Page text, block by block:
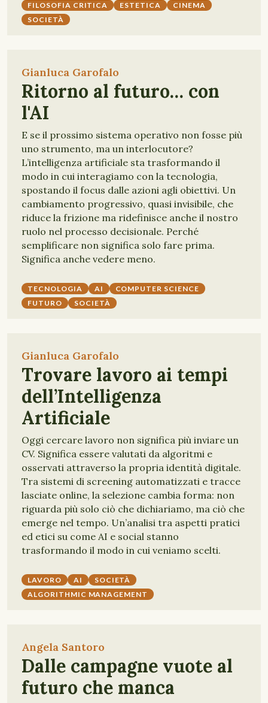
FILOSOFIA CRITICA ESTETICA
CINEMA
SOCIETÀ
Gianluca Garofalo
Ritorno al futuro… con
l'AI
E se il prossimo sistema operativo non fosse più
uno strumento, ma un interlocutore?
L’intelligenza artificiale sta trasformando il
modo in cui interagiamo con la tecnologia,
spostando il focus dalle azioni agli obiettivi. Un
cambiamento progressivo, quasi invisibile, che
riduce la frizione ma ridefinisce anche il nostro
ruolo nel processo decisionale. Perché
semplificare non significa solo fare prima.
Significa anche vedere meno.
TECNOLOGIA AI
COMPUTER SCIENCE
FUTURO
SOCIETÀ
Gianluca Garofalo
Trovare lavoro ai tempi
dell’Intelligenza
Artificiale
Oggi cercare lavoro non significa più inviare un
CV. Significa essere valutati da algoritmi e
osservati attraverso la propria identità digitale.
Tra sistemi di screening automatizzati e tracce
lasciate online, la selezione cambia forma: non
riguarda più solo ciò che dichiariamo, ma ciò che
emerge nel tempo. Un’analisi tra aspetti pratici
ed etici su come AI e social stanno
trasformando il modo in cui veniamo scelti.
LAVORO AI
SOCIETÀ
ALGORITHMIC MANAGEMENT
Angela Santoro
Dalle campagne vuote al
futuro che manca